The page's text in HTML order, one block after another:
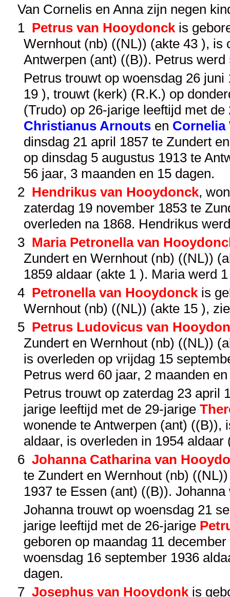
Van Cornelis en Anna zijn negen
1 Petrus van Hooydonckis
Wernhout (nb) ((NL)) (akte 43 ), is
Antwerpen (ant) ((B)). Petrus
Petrus trouwt op woensdag 26
19 ), trouwt (kerk) (R.K.) op
(Trudo) op 26-jarige leeftijd met
Christianus Arnouts en Cornelia
dinsdag 21 april 1857 te Zundert
op dinsdag 5 augustus 1913 te
56 jaar, 3 maanden en 15 dagen.
2 Hendrikus van Hooydonck,
zaterdag 19 november 1853 te
overleden na 1868. Hendrikus
3 Maria Petronella van
Zundert en Wernhout (nb) ((NL))
1859 aldaar (akte 1 ). Maria werd
4 Petronella van Hooydonckis
Wernhout (nb) ((NL)) (akte 15 ),
5 Petrus Ludovicus van
Zundert en Wernhout (nb) ((NL))
is overleden op vrijdag 15
Petrus werd 60 jaar, 2 maanden
Petrus trouwt op zaterdag 23 april
jarige leeftijd met de 29-jarige
wonende te Antwerpen (ant) ((B)),
aldaar, is overleden in 1954
6 Johanna Catharina van
te Zundert en Wernhout (nb)
1937 te Essen (ant) ((B)).
Johanna trouwt op woensdag 21
jarige leeftijd met de 26-jarige
geboren op maandag 11
woensdag 16 september 1936
dagen.
7 Josephus van Hooydonkis